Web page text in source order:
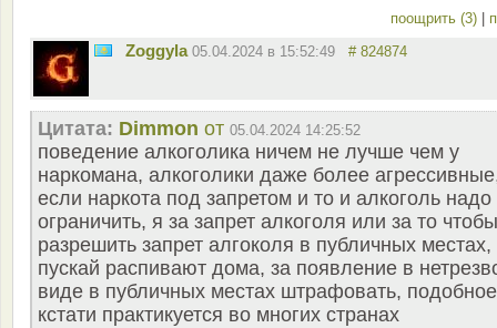
поощрить (3)
Zoggyla 05.04.2024 в 15:52:49 # 824874
Цитата: Dimmon от 05.04.2024 14:25:52
поведение алкоголика ничем не лучше чем у
наркомана, алкоголики даже более
если наркота под запретом и то и алкоголь надо
ограничить, я за запрет алкоголя или за то чтобы
разрешить запрет алгоколя в публичных местах,
пускай распивают дома, за появление в
виде в публичных местах штрафовать, подобное
кстати практикуется во многих странах